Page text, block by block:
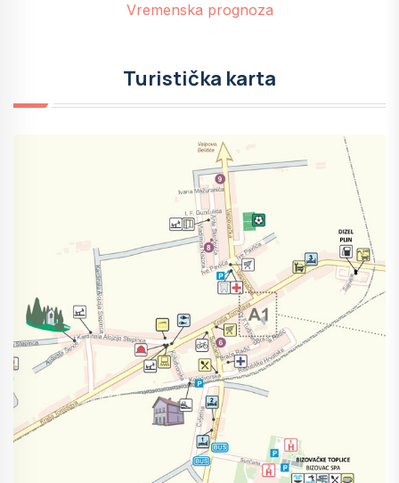
Vremenska prognoza
Turistička karta